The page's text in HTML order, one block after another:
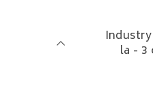
la - 3